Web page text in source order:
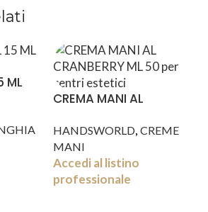
ML
CREMA MANI AL
HANDSWORLD, CREME
MANI
Accedi al listino
professionale